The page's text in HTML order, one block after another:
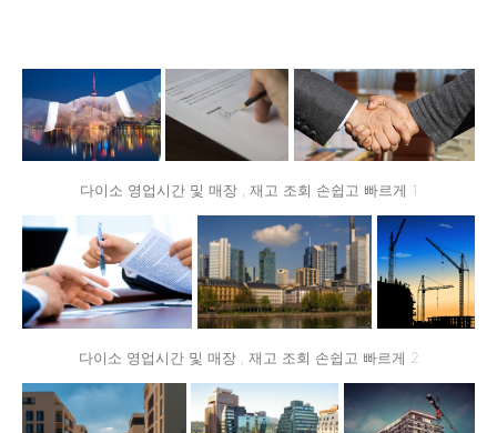
다이소 영업시간 및 매장 , 재고 조회 손쉽고 빠르게 1
다이소 영업시간 및 매장 , 재고 조회 손쉽고 빠르게 2